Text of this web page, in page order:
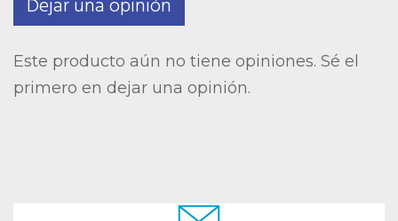
Dejar una opinión
Este producto aún no tiene opiniones. Sé el
primero en dejar una opinión.